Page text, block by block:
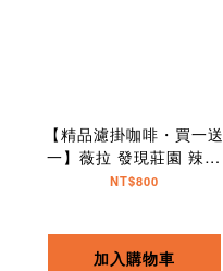
【精品濾掛咖啡・買一送
一】薇拉 發現莊園 辣椒
波旁｜10入
NT$800
加入購物車